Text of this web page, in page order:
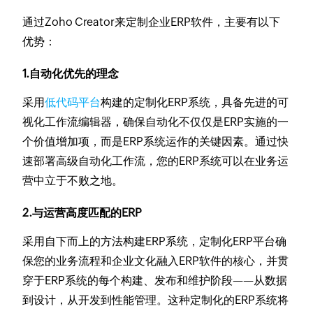
通过Zoho Creator来定制企业ERP软件，主要有以下
优势：
1.自动化优先的理念
采用低代码平台构建的定制化ERP系统，具备先进的可
视化工作流编辑器，确保自动化不仅仅是ERP实施的一
个价值增加项，而是ERP系统运作的关键因素。通过快
速部署高级自动化工作流，您的ERP系统可以在业务运
营中立于不败之地。
2.与运营高度匹配的ERP
采用自下而上的方法构建ERP系统，定制化ERP平台确
保您的业务流程和企业文化融入ERP软件的核心，并贯
穿于ERP系统的每个构建、发布和维护阶段——从数据
到设计，从开发到性能管理。这种定制化的ERP系统将